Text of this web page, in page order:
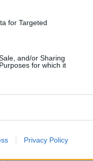
for Targeted
and/or Sharing
for which it
Privacy Policy
ασυλίας ενός
να